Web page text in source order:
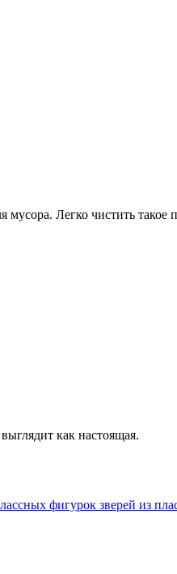
Легко чистить такое
как настоящая.
фигурок зверей из